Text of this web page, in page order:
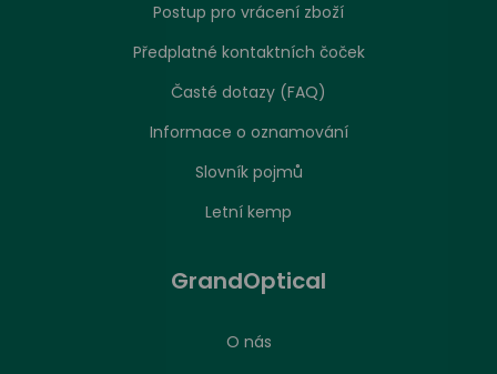
Postup pro vrácení zboží
Předplatné kontaktních čoček
Časté dotazy (FAQ)
Informace o oznamování
Slovník pojmů
Letní kemp
GrandOptical
O nás